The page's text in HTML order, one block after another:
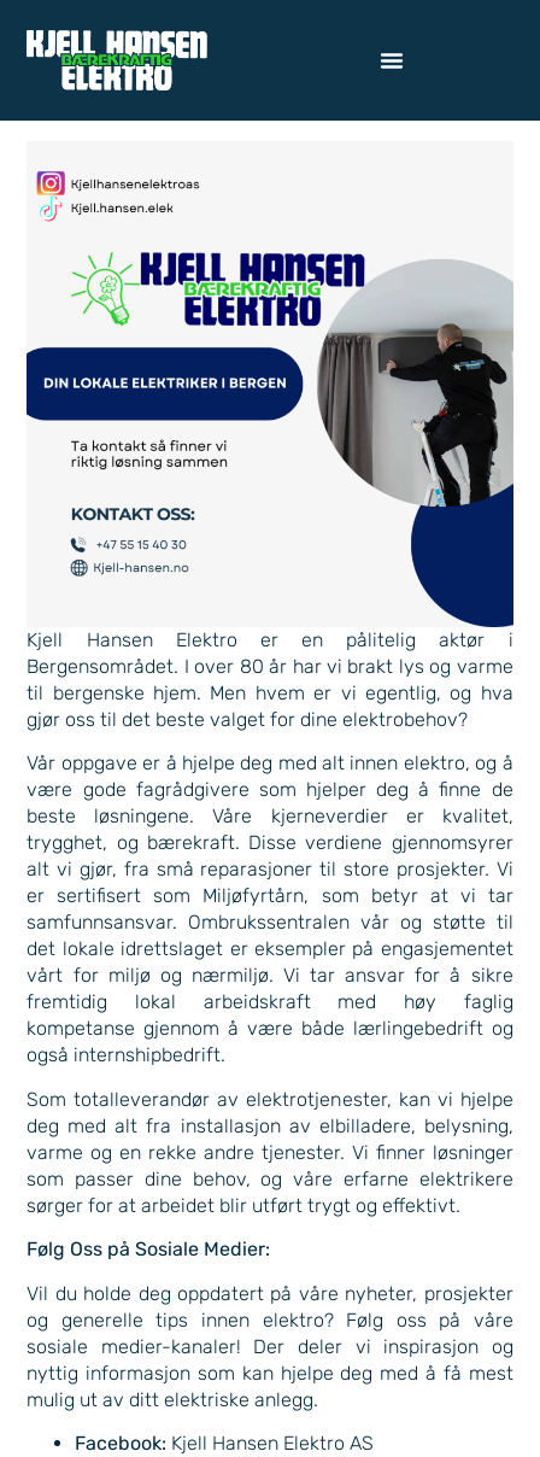
Hvem er Kjell Hansen
Elektro? Bli Kjent med
Kjell Hansen Elektro er en pålitelig aktør i
Bergensområdet. I over 80 år har vi brakt lys og varme
til bergenske hjem. Men hvem er vi egentlig, og hva
gjør oss til det beste valget for dine elektrobehov?
Vår oppgave er å hjelpe deg med alt innen elektro, og å
være gode fagrådgivere som hjelper deg å finne de
beste løsningene. Våre kjerneverdier er kvalitet,
trygghet, og bærekraft. Disse verdiene gjennomsyrer
alt vi gjør, fra små reparasjoner til store prosjekter. Vi
er sertifisert som Miljøfyrtårn, som betyr at vi tar
samfunnsansvar. Ombrukssentralen vår og støtte til
det lokale idrettslaget er eksempler på engasjementet
vårt for miljø og nærmiljø. Vi tar ansvar for å sikre
fremtidig lokal arbeidskraft med høy faglig
kompetanse gjennom å være både lærlingebedrift og
også internshipbedrift.
Som totalleverandør av elektrotjenester, kan vi hjelpe
deg med alt fra installasjon av elbilladere, belysning,
varme og en rekke andre tjenester. Vi finner løsninger
som passer dine behov, og våre erfarne elektrikere
sørger for at arbeidet blir utført trygt og effektivt.
Følg Oss på Sosiale Medier:
Vil du holde deg oppdatert på våre nyheter, prosjekter
og generelle tips innen elektro? Følg oss på våre
sosiale medier-kanaler! Der deler vi inspirasjon og
nyttig informasjon som kan hjelpe deg med å få mest
mulig ut av ditt elektriske anlegg.
Facebook: Kjell Hansen Elektro AS